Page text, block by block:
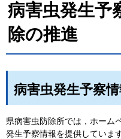
病害虫発生予
除の推進
病害虫発生予察
県病害虫防除所では，ホーム
発生予察情報を提供していま